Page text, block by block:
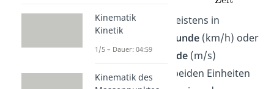
Ihre Einheit ist meistens in
Kilometer pro Stunde(km/h) oder
Meter pro Sekunde(m/s)
angegeben. Die beiden Einheiten
Kinematik
Kinetik
1/5 – Dauer: 04:59
Kinematik des